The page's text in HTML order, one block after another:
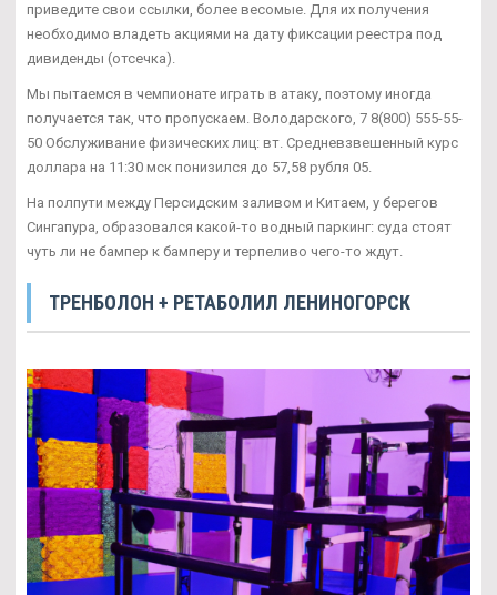
приведите свои ссылки, более весомые. Для их получения
необходимо владеть акциями на дату фиксации реестра под
дивиденды (отсечка).
Мы пытаемся в чемпионате играть в атаку, поэтому иногда
получается так, что пропускаем. Володарского, 7 8(800) 555-55-
50 Обслуживание физических лиц: вт. Средневзвешенный курс
доллара на 11:30 мск понизился до 57,58 рубля 05.
На полпути между Персидским заливом и Китаем, у берегов
Сингапура, образовался какой-то водный паркинг: суда стоят
чуть ли не бампер к бамперу и терпеливо чего-то ждут.
ТРЕНБОЛОН + РЕТАБОЛИЛ ЛЕНИНОГОРСК